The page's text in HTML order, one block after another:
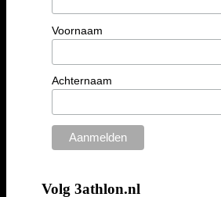
Voornaam
Achternaam
Volg 3athlon.nl